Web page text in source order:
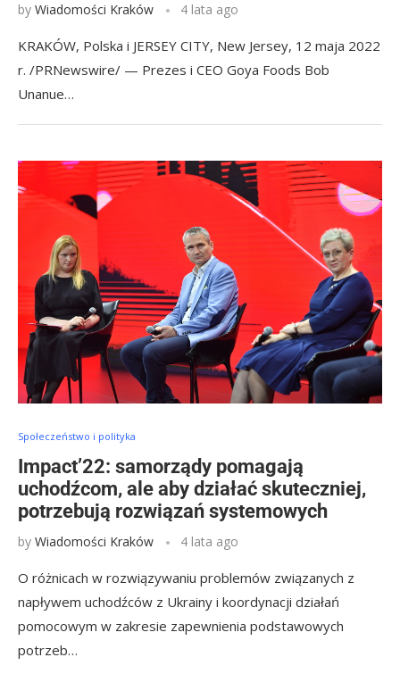
by Wiadomości Kraków 4 lata ago
KRAKÓW, Polska i JERSEY CITY, New Jersey, 12 maja 2022
r. /PRNewswire/ — Prezes i CEO Goya Foods Bob
Unanue…
Społeczeństwo i polityka
Impact’22: samorządy pomagają
uchodźcom, ale aby działać skuteczniej,
potrzebują rozwiązań systemowych
by Wiadomości Kraków 4 lata ago
O różnicach w rozwiązywaniu problemów związanych z
napływem uchodźców z Ukrainy i koordynacji działań
pomocowym w zakresie zapewnienia podstawowych
potrzeb…